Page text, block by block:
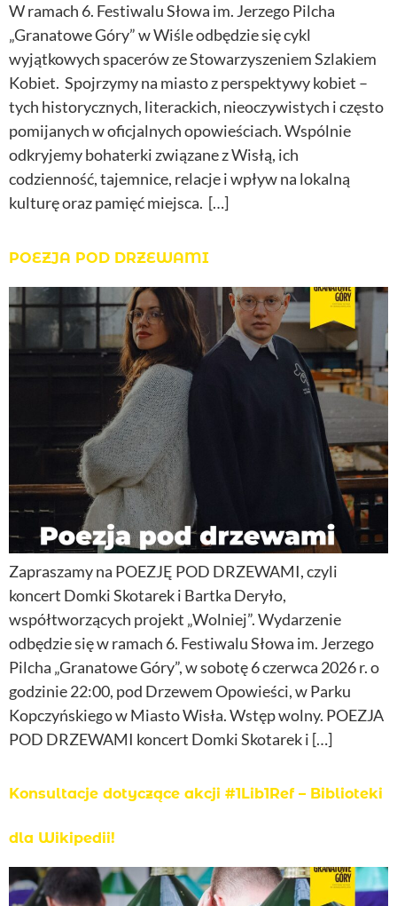
W ramach 6. Festiwalu Słowa im. Jerzego Pilcha
„Granatowe Góry” w Wiśle odbędzie się cykl
wyjątkowych spacerów ze Stowarzyszeniem Szlakiem
Kobiet. Spojrzymy na miasto z perspektywy kobiet –
tych historycznych, literackich, nieoczywistych i często
pomijanych w oficjalnych opowieściach. Wspólnie
odkryjemy bohaterki związane z Wisłą, ich
codzienność, tajemnice, relacje i wpływ na lokalną
kulturę oraz pamięć miejsca. […]
POEZJA POD DRZEWAMI
Zapraszamy na POEZJĘ POD DRZEWAMI, czyli
koncert Domki Skotarek i Bartka Deryło,
współtworzących projekt „Wolniej”. Wydarzenie
odbędzie się w ramach 6. Festiwalu Słowa im. Jerzego
Pilcha „Granatowe Góry”, w sobotę 6 czerwca 2026 r. o
godzinie 22:00, pod Drzewem Opowieści, w Parku
Kopczyńskiego w Miasto Wisła. Wstęp wolny. POEZJA
POD DRZEWAMI koncert Domki Skotarek i […]
Konsultacje dotyczące akcji #1Lib1Ref – Biblioteki
dla Wikipedii!